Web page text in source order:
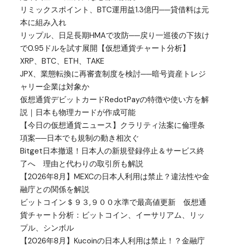
リミックスポイント、BTC運用益1.3億円──貸借料は元
本に組み入れ
リップル、日足長期HMAで攻防──戻り一巡後の下抜け
で0.95ドルを試す展開【仮想通貨チャート分析】
XRP、BTC、ETH、TAKE
JPX、業態転換に再審査制度を検討──暗号資産トレジ
ャリー企業は対象か
仮想通貨デビットカードRedotPayの特徴や使い方を解
説｜日本も物理カードが作成可能
【今日の仮想通貨ニュース】クラリティ法案に倫理条
項案──日本でも規制の動き相次ぐ
Bitget日本撤退！日本人の新規登録停止＆サービス終
了へ 理由と代わりの取引所も解説
【2026年8月】MEXCの日本人利用は禁止？違法性や金
融庁との関係を解説
ビットコイン＄９３,９００水準で最高値更新 仮想通
貨チャート分析：ビットコイン、イーサリアム、リッ
プル、シンボル
【2026年8月】Kucoinの日本人利用は禁止！？金融庁